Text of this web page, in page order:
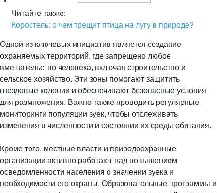
Читайте также:
Коростель: о чем трещит птица на лугу в природе?
Одной из ключевых инициатив является создание
охраняемых территорий, где запрещено любое
вмешательство человека, включая строительство и
сельское хозяйство. Эти зоны помогают защитить
гнездовые колонии и обеспечивают безопасные условия
для размножения. Важно также проводить регулярные
мониторинги популяции зуек, чтобы отслеживать
изменения в численности и состоянии их среды обитания.
Кроме того, местные власти и природоохранные
организации активно работают над повышением
осведомленности населения о значении зуека и
необходимости его охраны. Образовательные программы и